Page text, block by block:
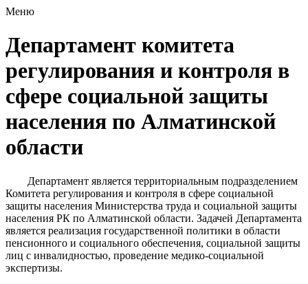
Меню
Департамент комитета
регулирования и контроля в
сфере социальной защиты
населения по Алматинской
области
Департамент является территориальным подразделением
Комитета регулирования и контроля в сфере социальной
защиты населения Министерства труда и социальной защиты
населения РК по Алматинской области. Задачей Департамента
является реализация государственной политики в области
пенсионного и социального обеспечения, социальной защиты
лиц с инвалидностью, проведение медико-социальной
экспертизы.